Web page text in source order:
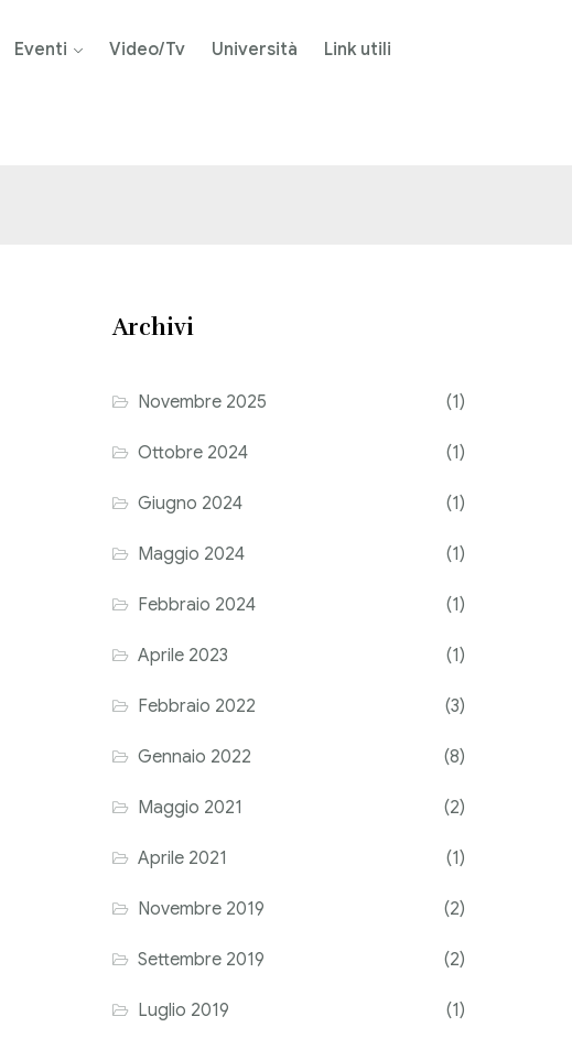
Eventi Video/Tv Università Link utili
Archivi
Novembre 2025 (1)
Ottobre 2024 (1)
Giugno 2024 (1)
Maggio 2024 (1)
Febbraio 2024 (1)
Aprile 2023 (1)
Febbraio 2022 (3)
Gennaio 2022 (8)
Maggio 2021 (2)
Aprile 2021 (1)
Novembre 2019 (2)
Settembre 2019 (2)
Luglio 2019 (1)